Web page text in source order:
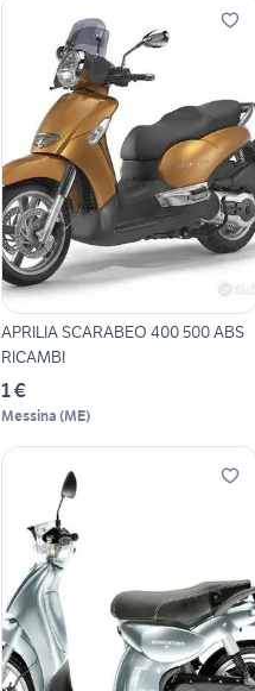
APRILIA SCARABEO 400 500 ABS
RICAMBI
1 €
Messina (ME)